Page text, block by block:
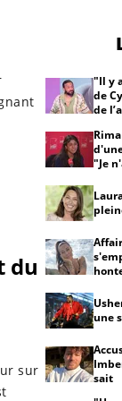
du
sur
"Il y
de
de
"Je
une
sait